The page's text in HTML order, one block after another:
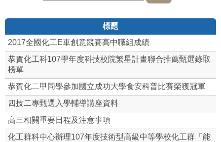
標題
2017全國化工E車創意競賽高中職組成績
恭賀化工科107學年度科技校院繁星計畫聯合推薦甄選錄取
榜單
恭賀化二甲同學參加國立成功大學食安科普比賽榮獲冠軍
四技二專甄選入學輔導講座資料
高三相關重要日程及注意事項
化工群科中心辦理107年度技術型高級中等學校化工群「能